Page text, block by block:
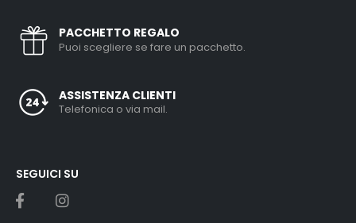
PACCHETTO REGALO
Puoi scegliere se fare un pacchetto.
ASSISTENZA CLIENTI
Telefonica o via mail.
SEGUICI SU